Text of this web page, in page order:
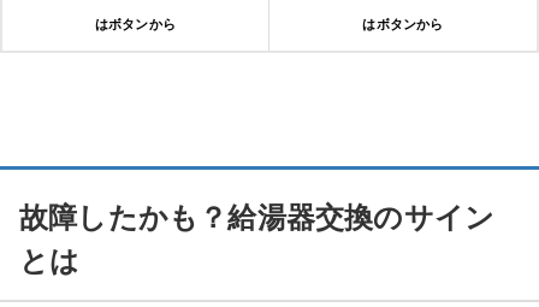
はボタンから はボタンから
故障したかも？給湯器交換のサイン
とは